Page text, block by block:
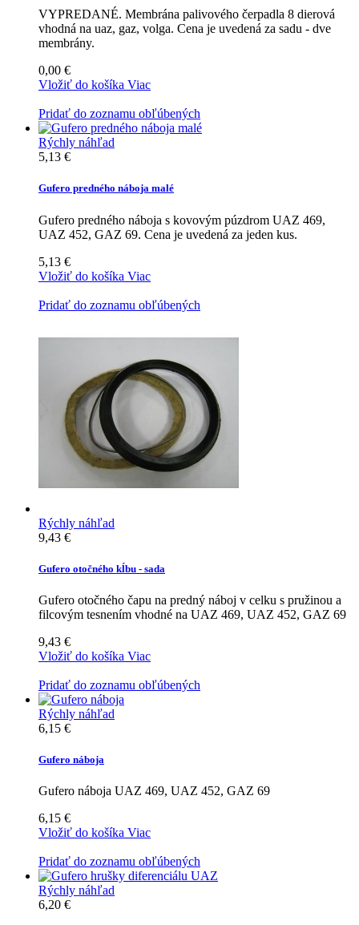
VYPREDANÉ. Membrána palivového čerpadla 8 dierová
vhodná na uaz, gaz, volga. Cena je uvedená za sadu - dve
membrány.
0,00 €
Vložiť do košíka Viac
Pridať do zoznamu obľúbených
Rýchly náhľad
5,13 €
Gufero predného náboja malé
Gufero predného náboja s kovovým púzdrom UAZ 469,
UAZ 452, GAZ 69. Cena je uvedená za jeden kus.
5,13 €
Vložiť do košíka Viac
Pridať do zoznamu obľúbených
Rýchly náhľad
9,43 €
Gufero otočného kĺbu - sada
Gufero otočného čapu na predný náboj v celku s pružinou a
filcovým tesnením vhodné na UAZ 469, UAZ 452, GAZ 69
9,43 €
Vložiť do košíka Viac
Pridať do zoznamu obľúbených
Rýchly náhľad
6,15 €
Gufero náboja
Gufero náboja UAZ 469, UAZ 452, GAZ 69
6,15 €
Vložiť do košíka Viac
Pridať do zoznamu obľúbených
Rýchly náhľad
6,20 €